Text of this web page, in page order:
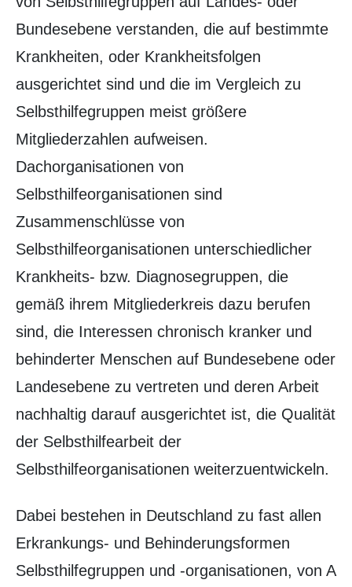
Bundesebene verstanden, die auf bestimmte
Krankheiten, oder Krankheitsfolgen
ausgerichtet sind und die im Vergleich zu
Selbsthilfegruppen meist größere
Mitgliederzahlen aufweisen.
Dachorganisationen von
Selbsthilfeorganisationen sind
Zusammenschlüsse von
Selbsthilfeorganisationen unterschiedlicher
Krankheits- bzw. Diagnosegruppen, die
gemäß ihrem Mitgliederkreis dazu berufen
sind, die Interessen chronisch kranker und
behinderter Menschen auf Bundesebene oder
Landesebene zu vertreten und deren Arbeit
nachhaltig darauf ausgerichtet ist, die Qualität
der Selbsthilfearbeit der
Selbsthilfeorganisationen weiterzuentwickeln.
Dabei bestehen in Deutschland zu fast allen
Erkrankungs- und Behinderungsformen
Selbsthilfegruppen und -organisationen, von A